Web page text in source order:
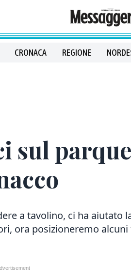
CRONACA REGIONE
sul
a tavolino, ci ha aiutato
ora posizioneremo alcuni